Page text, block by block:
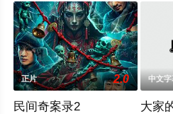
正片 2.0
民间奇案录2
中文字
大家